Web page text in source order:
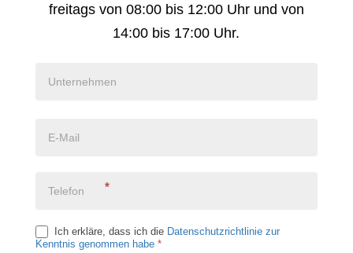
freitags von 08:00 bis 12:00 Uhr und von
14:00 bis 17:00 Uhr.
*
Ich erkläre, dass ich die Datenschutzrichtlinie zur
Kenntnis genommen habe *